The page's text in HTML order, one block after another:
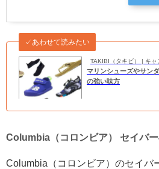
TAKIBI（タキビ） | キ
✓あわせて読みたい
マリンシューズやサン
の強い味方
Columbia（コロンビア） セイバ
Columbia（コロンビア）のセイバ